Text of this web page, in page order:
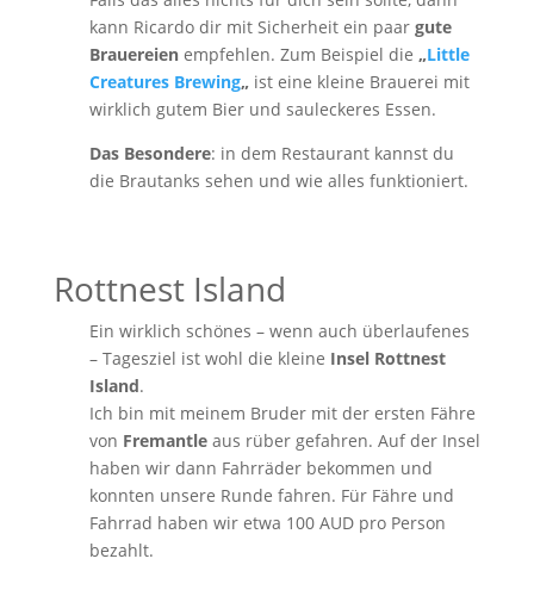
kann Ricardo dir mit Sicherheit ein paar gute
Brauereienempfehlen. Zum Beispiel die „Little
Creatures Brewing„ist eine kleine Brauerei mit
wirklich gutem Bier und sauleckeres Essen.
Das Besondere: in dem Restaurant kannst du
die Brautanks sehen und wie alles funktioniert.
Rottnest Island
Ein wirklich schönes – wenn auch überlaufenes
– Tagesziel ist wohl die kleine Insel Rottnest
Island.
Ich bin mit meinem Bruder mit der ersten Fähre
von Fremantleaus rüber gefahren. Auf der Insel
haben wir dann Fahrräder bekommen und
konnten unsere Runde fahren. Für Fähre und
Fahrrad haben wir etwa 100 AUD pro Person
bezahlt.